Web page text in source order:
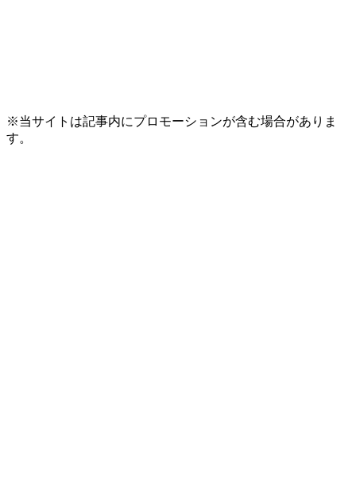
※当サイトは記事内にプロモーションが含む場合がありま
す。